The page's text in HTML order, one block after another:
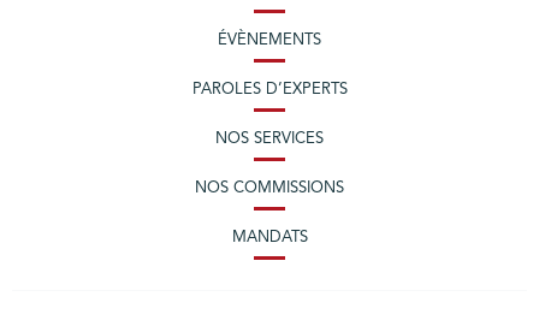
ÉVÈNEMENTS
PAROLES D’EXPERTS
NOS SERVICES
NOS COMMISSIONS
MANDATS